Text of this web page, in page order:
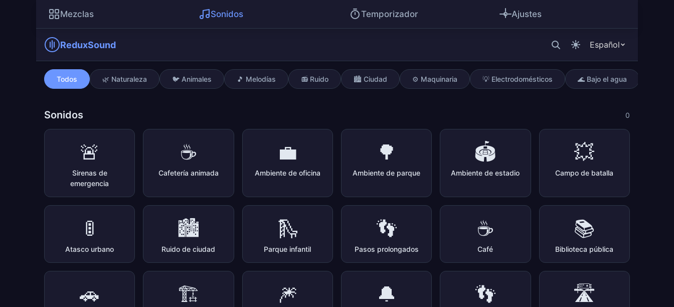
ReduxSound Español
Tecleo en el teclado
Todos 🌿 Naturaleza 🐦 Animales 🎵 Melodías 📻 Ruido 🏙️ Ciudad ⚙️ Maquinaria 💡 Electrodomésticos 🌊 Bajo el agua
Sonidos 0
🚨
Sirenas de
emergencia
☕
Cafetería animada
💼
Ambiente de oficina
🌳
Ambiente de parque
🏟️
Ambiente de estadio
💥
Campo de batalla
🚦
Atasco urbano
🏙️
Ruido de ciudad
🛝
Parque infantil
👣
Pasos prolongados
☕
Café
📚
Biblioteca pública
🚗 🏗️ 🎆 🔔 👣 🛣️
Mezclas Sonidos Temporizador Ajustes